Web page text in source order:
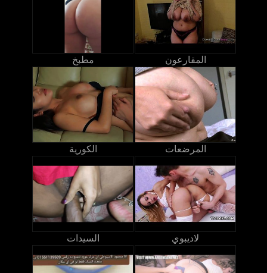
مطبخ المقارعون
الكورية المرضعات
السيدات لاديبوي